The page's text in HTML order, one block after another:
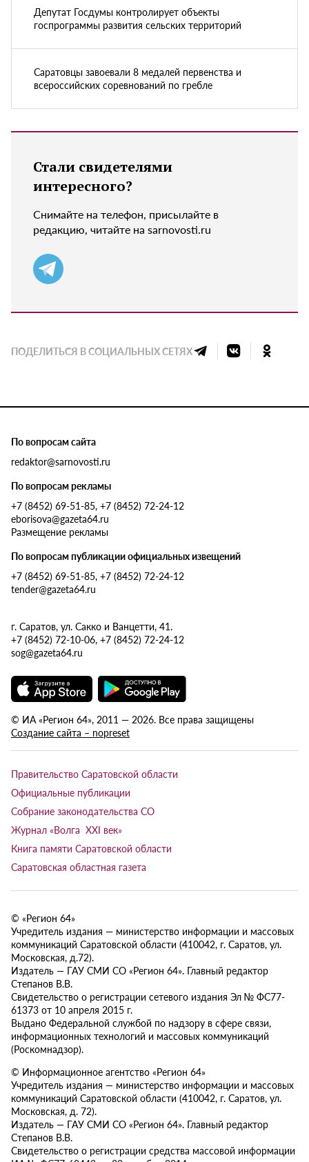
Депутат Госдумы контролирует объекты
госпрограммы развития сельских территорий
Саратовцы завоевали 8 медалей первенства и
всероссийских соревнований по гребле
Стали свидетелями
интересного?
Снимайте на телефон, присылайте в
редакцию, читайте на sarnovosti.ru
ПОДЕЛИТЬСЯ В СОЦИАЛЬНЫХ СЕТЯХ
По вопросам сайта
redaktor@sarnovosti.ru
По вопросам рекламы
+7 (8452) 69-51-85, +7 (8452) 72-24-12
eborisova@gazeta64.ru
Размещение рекламы
По вопросам публикации официальных извещений
+7 (8452) 69-51-85, +7 (8452) 72-24-12
tender@gazeta64.ru
г. Саратов, ул. Сакко и Ванцетти, 41.
+7 (8452) 72-10-06, +7 (8452) 72-24-12
sog@gazeta64.ru
© ИА «Регион 64», 2011 — 2026. Все права защищены
Создание сайта – nopreset
Правительство Саратовской области
Официальные публикации
Собрание законодательства СО
Журнал «Волга XXI век»
Книга памяти Саратовской области
Саратовская областная газета
© «Регион 64»
Учредитель издания — министерство информации и массовых
коммуникаций Саратовской области (410042, г. Саратов, ул.
Московская, д.72).
Издатель — ГАУ СМИ СО «Регион 64». Главный редактор
Степанов В.В.
Свидетельство о регистрации сетевого издания Эл № ФС77-
61373 от 10 апреля 2015 г.
Выдано Федеральной службой по надзору в сфере связи,
информационных технологий и массовых коммуникаций
(Роскомнадзор).
© Информационное агентство «Регион 64»
Учредитель издания — министерство информации и массовых
коммуникаций Саратовской области (410042, г. Саратов, ул.
Московская, д. 72).
Издатель — ГАУ СМИ СО «Регион 64». Главный редактор
Степанов В.В.
Свидетельство о регистрации средства массовой информации